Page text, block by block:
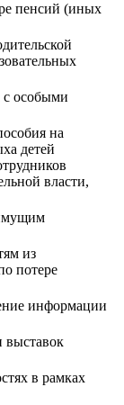
пенсий (иных
с особыми
на
детей
власти,
из
потере
информации
выставок
в рамках